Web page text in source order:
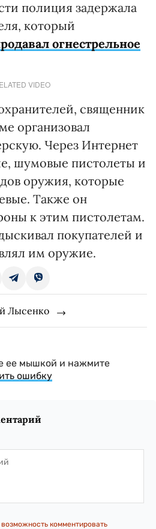
полиция задержала
который
огнестрельное
VIDEO
священник
организовал
Через Интернет
шумовые пистолеты и
оружия, которые
Также он
к этим пистолетам.
покупателей и
им оружие.
Лысенко
ее мышкой и нажмите
ошибку
комментировать